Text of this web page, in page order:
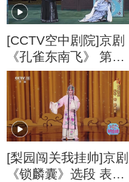
[CCTV空中剧院]京剧
《孔雀东南飞》 第五
场
[梨园闯关我挂帅]京剧
《锁麟囊》选段 表